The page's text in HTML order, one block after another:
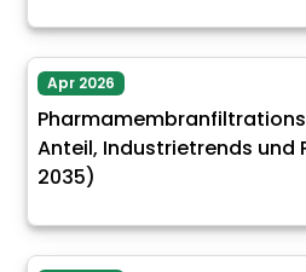
Apr 2026
Anteil, Industrietrends und
2035)